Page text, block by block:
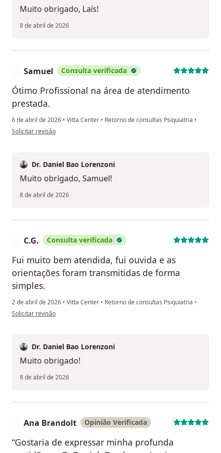
Muito obrigado, Laís!
8 de abril de 2026
Samuel Consulta verificada
Ótimo Profissional na área de atendimento
prestada.
6 de abril de 2026 • Vitta Center • Retorno de consultas Psiquiatria •
na opinião do utilizador Samuel
Solicitar revisão
Dr. Daniel Bao Lorenzoni
Muito obrigado, Samuel!
8 de abril de 2026
C.G. Consulta verificada
Fui muito bem atendida, fui ouvida e as
orientações foram transmitidas de forma
simples.
2 de abril de 2026 • Vitta Center • Retorno de consultas Psiquiatria •
na opinião do utilizador C.G.
Solicitar revisão
Dr. Daniel Bao Lorenzoni
Muito obrigado!
8 de abril de 2026
Ana Brandolt Opinião Verificada
“Gostaria de expressar minha profunda